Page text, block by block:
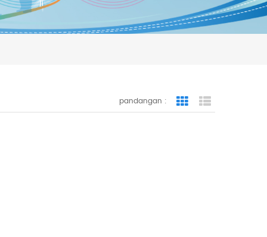
pandangan : Grid View